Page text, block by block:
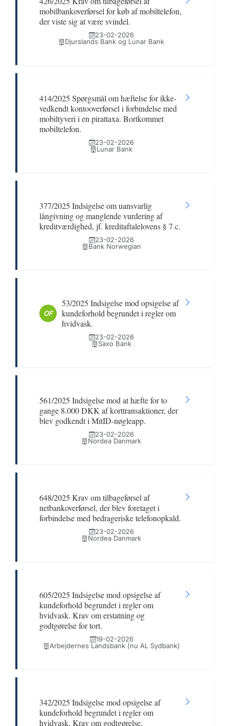
mobilbankoverførsel for køb af mobiltelefon,
der viste sig at være svindel.
23-02-2026
Djurslands Bank og Lunar Bank
414/2025 Spørgsmål om hæftelse for ikke-
vedkendt kontooverførsel i forbindelse med
mobiltyveri i en pirattaxa. Bortkommet
mobiltelefon.
23-02-2026
Lunar Bank
377/2025 Indsigelse om uansvarlig
långivning og manglende vurdering af
kreditværdighed, jf. kreditaftalelovens § 7 c.
23-02-2026
Bank Norwegian
OF
53/2025 Indsigelse mod opsigelse af
kundeforhold begrundet i regler om
hvidvask.
23-02-2026
Saxo Bank
561/2025 Indsigelse mod at hæfte for to
gange 8.000 DKK af korttransaktioner, der
blev godkendt i MitID-nøgleapp.
23-02-2026
Nordea Danmark
648/2025 Krav om tilbageførsel af
netbankoverførsel, der blev foretaget i
forbindelse med bedrageriske telefonopkald.
23-02-2026
Nordea Danmark
605/2025 Indsigelse mod opsigelse af
kundeforhold begrundet i regler om
hvidvask. Krav om erstatning og
godtgørelse for tort.
19-02-2026
Arbejdernes Landsbank (nu AL Sydbank)
342/2025 Indsigelse mod opsigelse af
kundeforhold begrundet i regler om
hvidvask. Krav om godtgørelse.